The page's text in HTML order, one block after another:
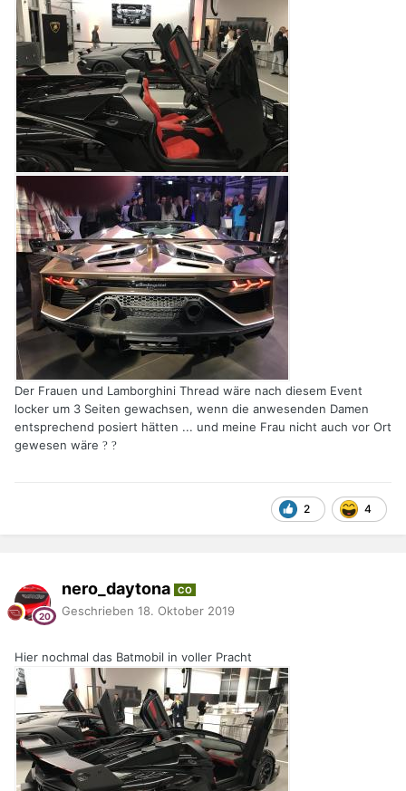
Der Frauen und Lamborghini Thread wäre nach diesem Event
locker um 3 Seiten gewachsen, wenn die anwesenden Damen
entsprechend posiert hätten ... und meine Frau nicht auch vor Ort
gewesen wäre ? ?
2 4
nero_daytona CO
Geschrieben 18. Oktober 2019
Hier nochmal das Batmobil in voller Pracht